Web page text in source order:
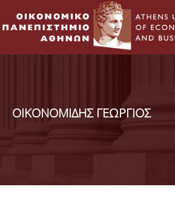
ΟΙΚΟΝΟΜΙΔΗΣ ΓΕΩΡΓΙΟΣ